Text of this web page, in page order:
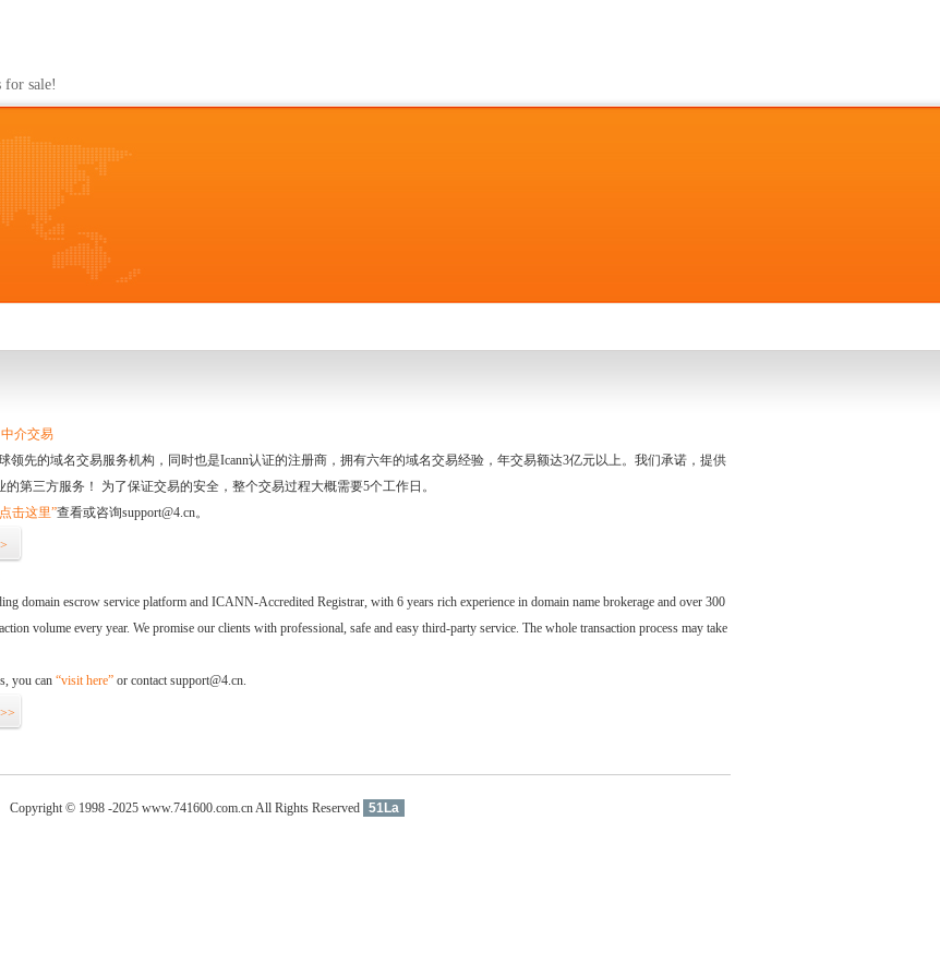
sale!
介交易
领先的域名交易服务机构，同时也是Icann认证的注册商，拥有六年的域名交易经验，年交易额达3亿元以上。我们承诺，提供
的第三方服务！ 为了保证交易的安全，整个交易过程大概需要5个工作日。
击这里”查看或咨询support@4.cn。
domain escrow service platform and ICANN-Accredited Registrar, with 6 years rich experience in domain name brokerage and over 300
volume every year. We promise our clients with professional, safe and easy third-party service. The whole transaction process may take
you can “visit here” or contact support@4.cn.
>>
Copyright © 1998 -2025 www.741600.com.cn All Rights Reserved 51La